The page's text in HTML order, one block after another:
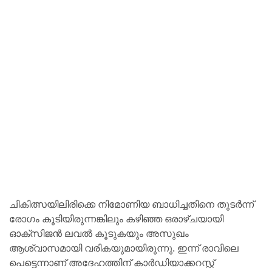
ചികിത്സയിലിരിക്കെ നിമോണിയ ബാധിച്ചതിനെ തുടര്‍ന്ന്
രോഗം കൂടിയിരുന്നങ്കിലും കഴിഞ്ഞ ഒരാഴ്ചയായി
ഓക്സിജന്‍ ലവല്‍ കൂടുകയും അസുഖം
ആശ്വാസമായി വരികയുമായിരുന്നു. ഇന്ന് രാവിലെ
പെട്ടെന്നാണ് അദേഹത്തിന് കാര്‍ഡിയാക്കറസ്റ്റ്‌